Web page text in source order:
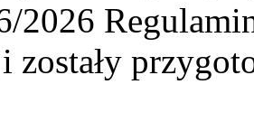
2026
zostały